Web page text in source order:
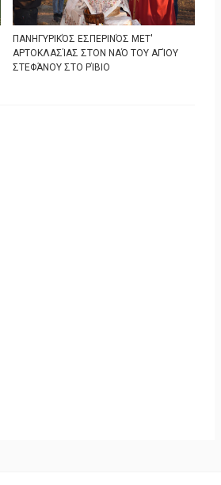
ΠΑΝΗΓΥΡΙΚΌΣ ΕΣΠΕΡΙΝΌΣ ΜΕΤ'
ΑΡΤΟΚΛΑΣΊΑΣ ΣΤΟΝ ΝΑΌ ΤΟΥ ΑΓΊΟΥ
ΣΤΕΦΆΝΟΥ ΣΤΟ ΡΊΒΙΟ